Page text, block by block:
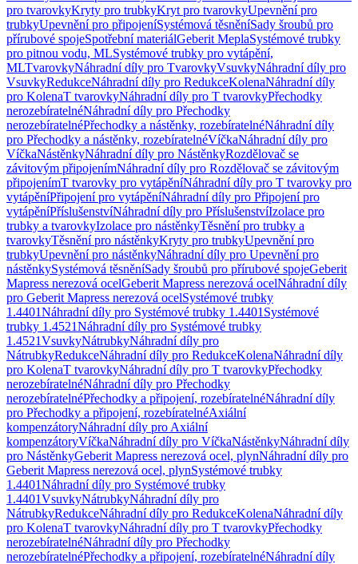
pro tvarovkyKryty pro trubkyKryt pro tvarovkyUpevnění pro
trubkyUpevnění pro připojeníSystémová těsněníSady šroubů pro
přírubové spojeSpotřební materiálGeberit MeplaSystémové trubky
pro pitnou vodu, MLSystémové trubky pro vytápění,
MLTvarovkyNáhradní díly pro TvarovkyVsuvkyNáhradní díly pro
VsuvkyRedukceNáhradní díly pro RedukceKolenaNáhradní díly
pro KolenaT tvarovkyNáhradní díly pro T tvarovkyPřechodky
nerozebíratelnéNáhradní díly pro Přechodky
nerozebíratelnéPřechodky a nástěnky, rozebíratelnéNáhradní díly
pro Přechodky a nástěnky, rozebíratelnéVíčkaNáhradní díly pro
VíčkaNástěnkyNáhradní díly pro NástěnkyRozdělovač se
závitovým připojenímNáhradní díly pro Rozdělovač se závitovým
připojenímT tvarovky pro vytápěníNáhradní díly pro T tvarovky pro
vytápěníPřipojení pro vytápěníNáhradní díly pro Připojení pro
vytápěníPříslušenstvíNáhradní díly pro PříslušenstvíIzolace pro
trubky a tvarovkyIzolace pro nástěnkyTěsnění pro trubky a
tvarovkyTěsnění pro nástěnkyKryty pro trubkyUpevnění pro
trubkyUpevnění pro nástěnkyNáhradní díly pro Upevnění pro
nástěnkySystémová těsněníSady šroubů pro přírubové spojeGeberit
Mapress nerezová ocelGeberit Mapress nerezová ocelNáhradní díly
pro Geberit Mapress nerezová ocelSystémové trubky
1.4401Náhradní díly pro Systémové trubky 1.4401 Systémové
trubky 1.4521Náhradní díly pro Systémové trubky
1.4521VsuvkyNátrubkyNáhradní díly pro
NátrubkyRedukceNáhradní díly pro RedukceKolenaNáhradní díly
pro KolenaT tvarovkyNáhradní díly pro T tvarovkyPřechodky
nerozebíratelnéNáhradní díly pro Přechodky
nerozebíratelnéPřechodky a připojení, rozebíratelnéNáhradní díly
pro Přechodky a připojení, rozebíratelnéAxiální
kompenzátoryNáhradní díly pro Axiální
kompenzátoryVíčkaNáhradní díly pro VíčkaNástěnkyNáhradní díly
pro NástěnkyGeberit Mapress nerezová ocel, plynNáhradní díly pro
Geberit Mapress nerezová ocel, plynSystémové trubky
1.4401Náhradní díly pro Systémové trubky
1.4401VsuvkyNátrubkyNáhradní díly pro
NátrubkyRedukceNáhradní díly pro RedukceKolenaNáhradní díly
pro KolenaT tvarovkyNáhradní díly pro T tvarovkyPřechodky
nerozebíratelnéNáhradní díly pro Přechodky
nerozebíratelnéPřechodky a připojení, rozebíratelnéNáhradní díly